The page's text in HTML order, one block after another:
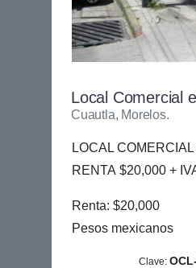
Local Comercial
Cuautla, Morelos.
LOCAL COMERCIAL
RENTA $20,000 +
Renta: $20,000
Pesos mexicanos
Clave: